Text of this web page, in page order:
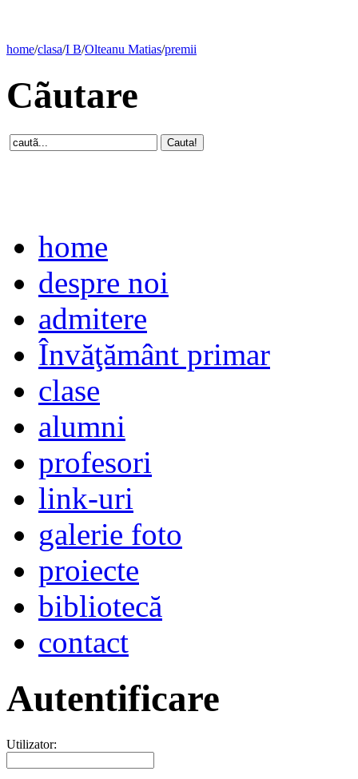
home/clasa/I B/Olteanu Matias/premii
Cãutare
home
despre noi
admitere
Învăţământ primar
clase
alumni
profesori
link-uri
galerie foto
proiecte
bibliotecă
contact
Autentificare
Utilizator: